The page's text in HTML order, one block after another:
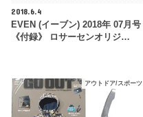
2018.6.4
EVEN (イーブン) 2018年 07月号
《付録》 ロサーセンオリジ…
アウトドア/スポーツ